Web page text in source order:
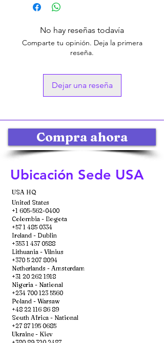
No hay reseñas todavía
Comparte tu opinión. Deja la primera
reseña.
Dejar una reseña
Compra ahora
Ubicación Sede USA
USA HQ
United States
+1 605-562-0400
Colombia - Bogota
+57 1 485 0334
Ireland - Dublin
+353 1 437 0588
Lithuania - Vilnius
+370 5 207 8094
Netherlands - Amsterdam
+31 20 262 1918
Nigeria - National
+234 700 123 5560
Poland - Warsaw
+48 22 116 86 89
South Africa - National
+27 87 195 0685
Ukraine - Kiev